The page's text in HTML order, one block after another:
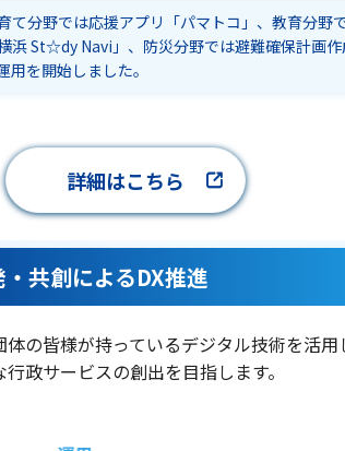
て分野では応援アプリ「パマトコ」、教育分野
浜 St☆dy Navi」、防災分野では避難確保計画作
用を開始しました。
詳細はこちら
・共創によるDX推進
の皆様が持っているデジタル技術を活用
政サービスの創出を目指します。